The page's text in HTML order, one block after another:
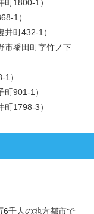
1800-1）
1）
町432-1）
市黍田町字竹ノ下
）
901-1）
1798-3）
6千人の地方都市で